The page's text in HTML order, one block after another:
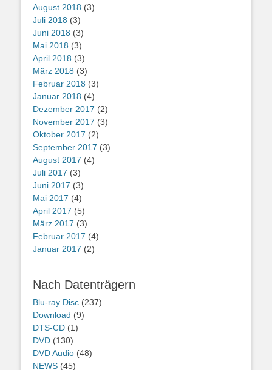
August 2018 (3)
Juli 2018 (3)
Juni 2018 (3)
Mai 2018 (3)
April 2018 (3)
März 2018 (3)
Februar 2018 (3)
Januar 2018 (4)
Dezember 2017 (2)
November 2017 (3)
Oktober 2017 (2)
September 2017 (3)
August 2017 (4)
Juli 2017 (3)
Juni 2017 (3)
Mai 2017 (4)
April 2017 (5)
März 2017 (3)
Februar 2017 (4)
Januar 2017 (2)
Nach Datenträgern
Blu-ray Disc (237)
Download (9)
DTS-CD (1)
DVD (130)
DVD Audio (48)
NEWS (45)